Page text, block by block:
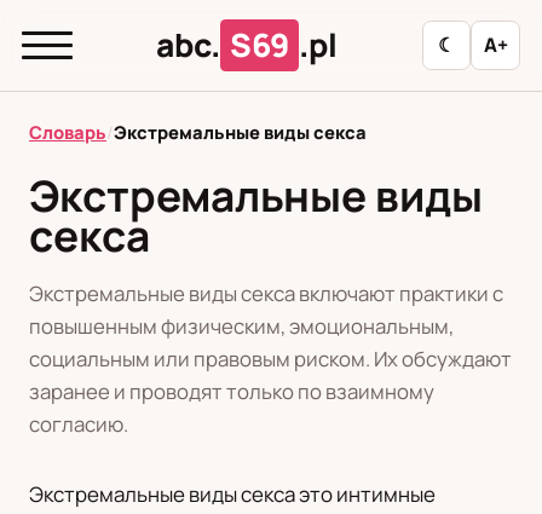
abc. S69 .pl ☾ A+
abc. S69 .pl
T А Б
Ф
Ц Ш Э
Редакционная политика
Словарь/Экстремальные виды секса
Экстремальные виды
секса
Экстремальные виды секса включают практики с
повышенным физическим, эмоциональным,
социальным или правовым риском. Их обсуждают
заранее и проводят только по взаимному
согласию.
Экстремальные виды секса это интимные